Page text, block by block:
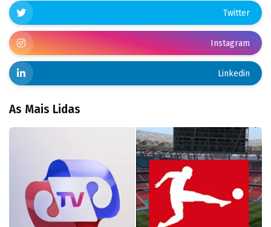
Twitter
Instagram
Linkedin
As Mais Lidas